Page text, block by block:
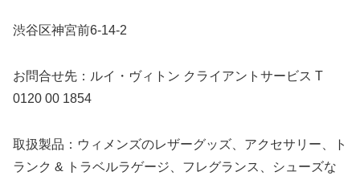
渋谷区神宮前6-14-2
お問合せ先：ルイ・ヴィトン クライアントサービス T
0120 00 1854
取扱製品：ウィメンズのレザーグッズ、アクセサリー、ト
ランク & トラベルラゲージ、フレグランス、シューズな